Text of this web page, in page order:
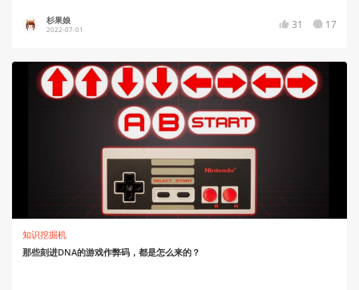
杉果娘
2022-07-01 31 17
知识挖掘机
那些刻进DNA的游戏作弊码，都是怎么来的？